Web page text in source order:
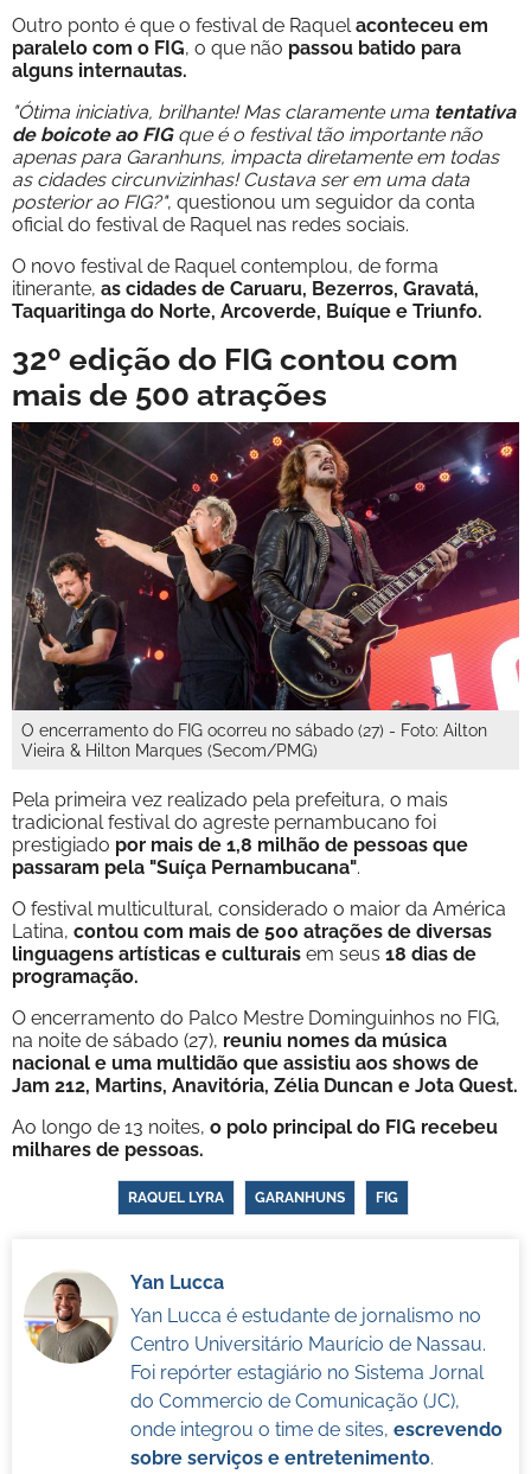
Outro ponto é que o festival de Raquel aconteceu em
paralelo com o FIG, o que não passou batido para
alguns internautas.
"Ótima iniciativa, brilhante! Mas claramente uma tentativa
de boicote ao FIGque é o festival tão importante não
apenas para Garanhuns, impacta diretamente em todas
as cidades circunvizinhas! Custava ser em uma data
posterior ao FIG?", questionou um seguidor da conta
oficial do festival de Raquel nas redes sociais.
O novo festival de Raquel contemplou, de forma
itinerante, as cidades de Caruaru, Bezerros, Gravatá,
Taquaritinga do Norte, Arcoverde, Buíque e Triunfo.
32º edição do FIG contou com
mais de 500 atrações
O encerramento do FIG ocorreu no sábado (27) - Foto: Ailton
Vieira & Hilton Marques (Secom/PMG)
Pela primeira vez realizado pela prefeitura, o mais
tradicional festival do agreste pernambucano foi
prestigiado por mais de 1,8 milhão de pessoas que
passaram pela "Suíça Pernambucana".
O festival multicultural, considerado o maior da América
Latina, contou com mais de 500 atrações de diversas
linguagens artísticas e culturais em seus 18 dias de
programação.
O encerramento do Palco Mestre Dominguinhos no FIG,
na noite de sábado (27), reuniu nomes da música
nacional e uma multidão que assistiu aos shows de
Jam 212, Martins, Anavitória, Zélia Duncan e Jota Quest.
Ao longo de 13 noites, o polo principal do FIG recebeu
milhares de pessoas.
RAQUEL LYRA GARANHUNS FIG
Yan Lucca
Yan Lucca é estudante de jornalismo no
Centro Universitário Maurício de Nassau.
Foi repórter estagiário no Sistema Jornal
do Commercio de Comunicação (JC),
onde integrou o time de sites, escrevendo
sobre serviços e entretenimento.